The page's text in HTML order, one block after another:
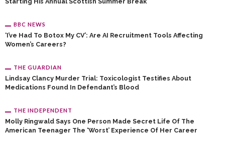
BBC NEWS
‘I’ve Had To Botox My CV’: Are AI Recruitment Tools Affecting
Women’s Careers?
THE GUARDIAN
Lindsay Clancy Murder Trial: Toxicologist Testifies About
Medications Found In Defendant’s Blood
THE INDEPENDENT
Molly Ringwald Says One Person Made Secret Life Of The
American Teenager The ‘worst’ Experience Of Her Career